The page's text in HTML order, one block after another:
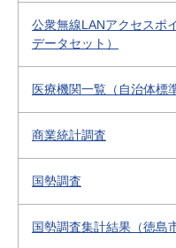
公衆無線LANアクセスポ
データセット）
医療機関一覧（自治体標
商業統計調査
国勢調査
国勢調査集計結果（徳島